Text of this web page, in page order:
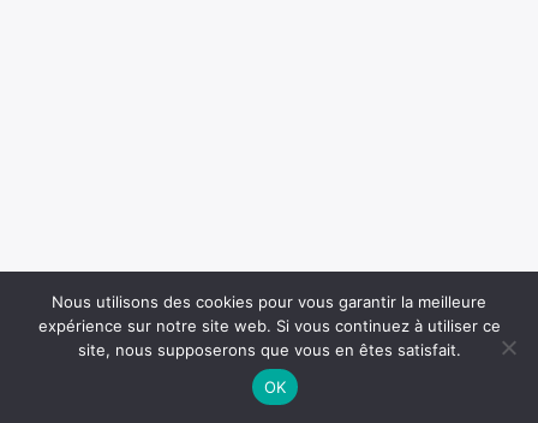
Nous utilisons des cookies pour vous garantir la meilleure
expérience sur notre site web. Si vous continuez à utiliser ce
site, nous supposerons que vous en êtes satisfait.
OK